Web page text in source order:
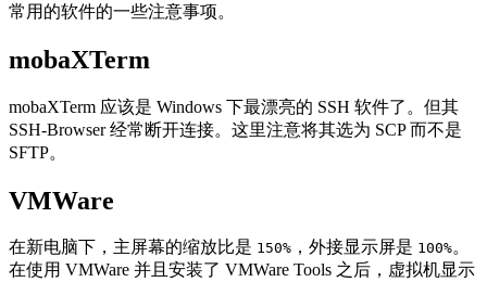
常用的软件的一些注意事项。
mobaXTerm
mobaXTerm 应该是 Windows 下最漂亮的 SSH 软件了。但其
SSH-Browser 经常断开连接。这里注意将其选为 SCP 而不是
SFTP。
VMWare
在新电脑下，主屏幕的缩放比是 150% ，外接显示屏是 100%。
在使用 VMWare 并且安装了 VMWare Tools 之后，虚拟机显示